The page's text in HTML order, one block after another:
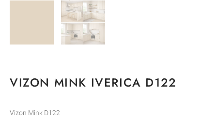
VIZON MINK IVERICA D122
Vizon Mink D122